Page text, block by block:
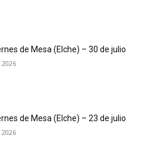
de Mesa (Elche) – 30 de julio
de Mesa (Elche) – 23 de julio